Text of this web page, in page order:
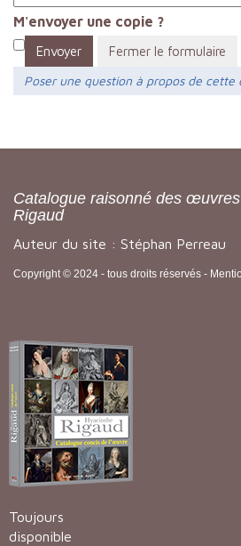
M'envoyer une copie ?
Envoyer
Fermer le formulaire
Poser une question à propos de cette
Catalogue raisonné des
Rigaud
Auteur du site : Stéphan Perreau
Copyright © 2024 - tous droits réservés -
Toujours
disponible